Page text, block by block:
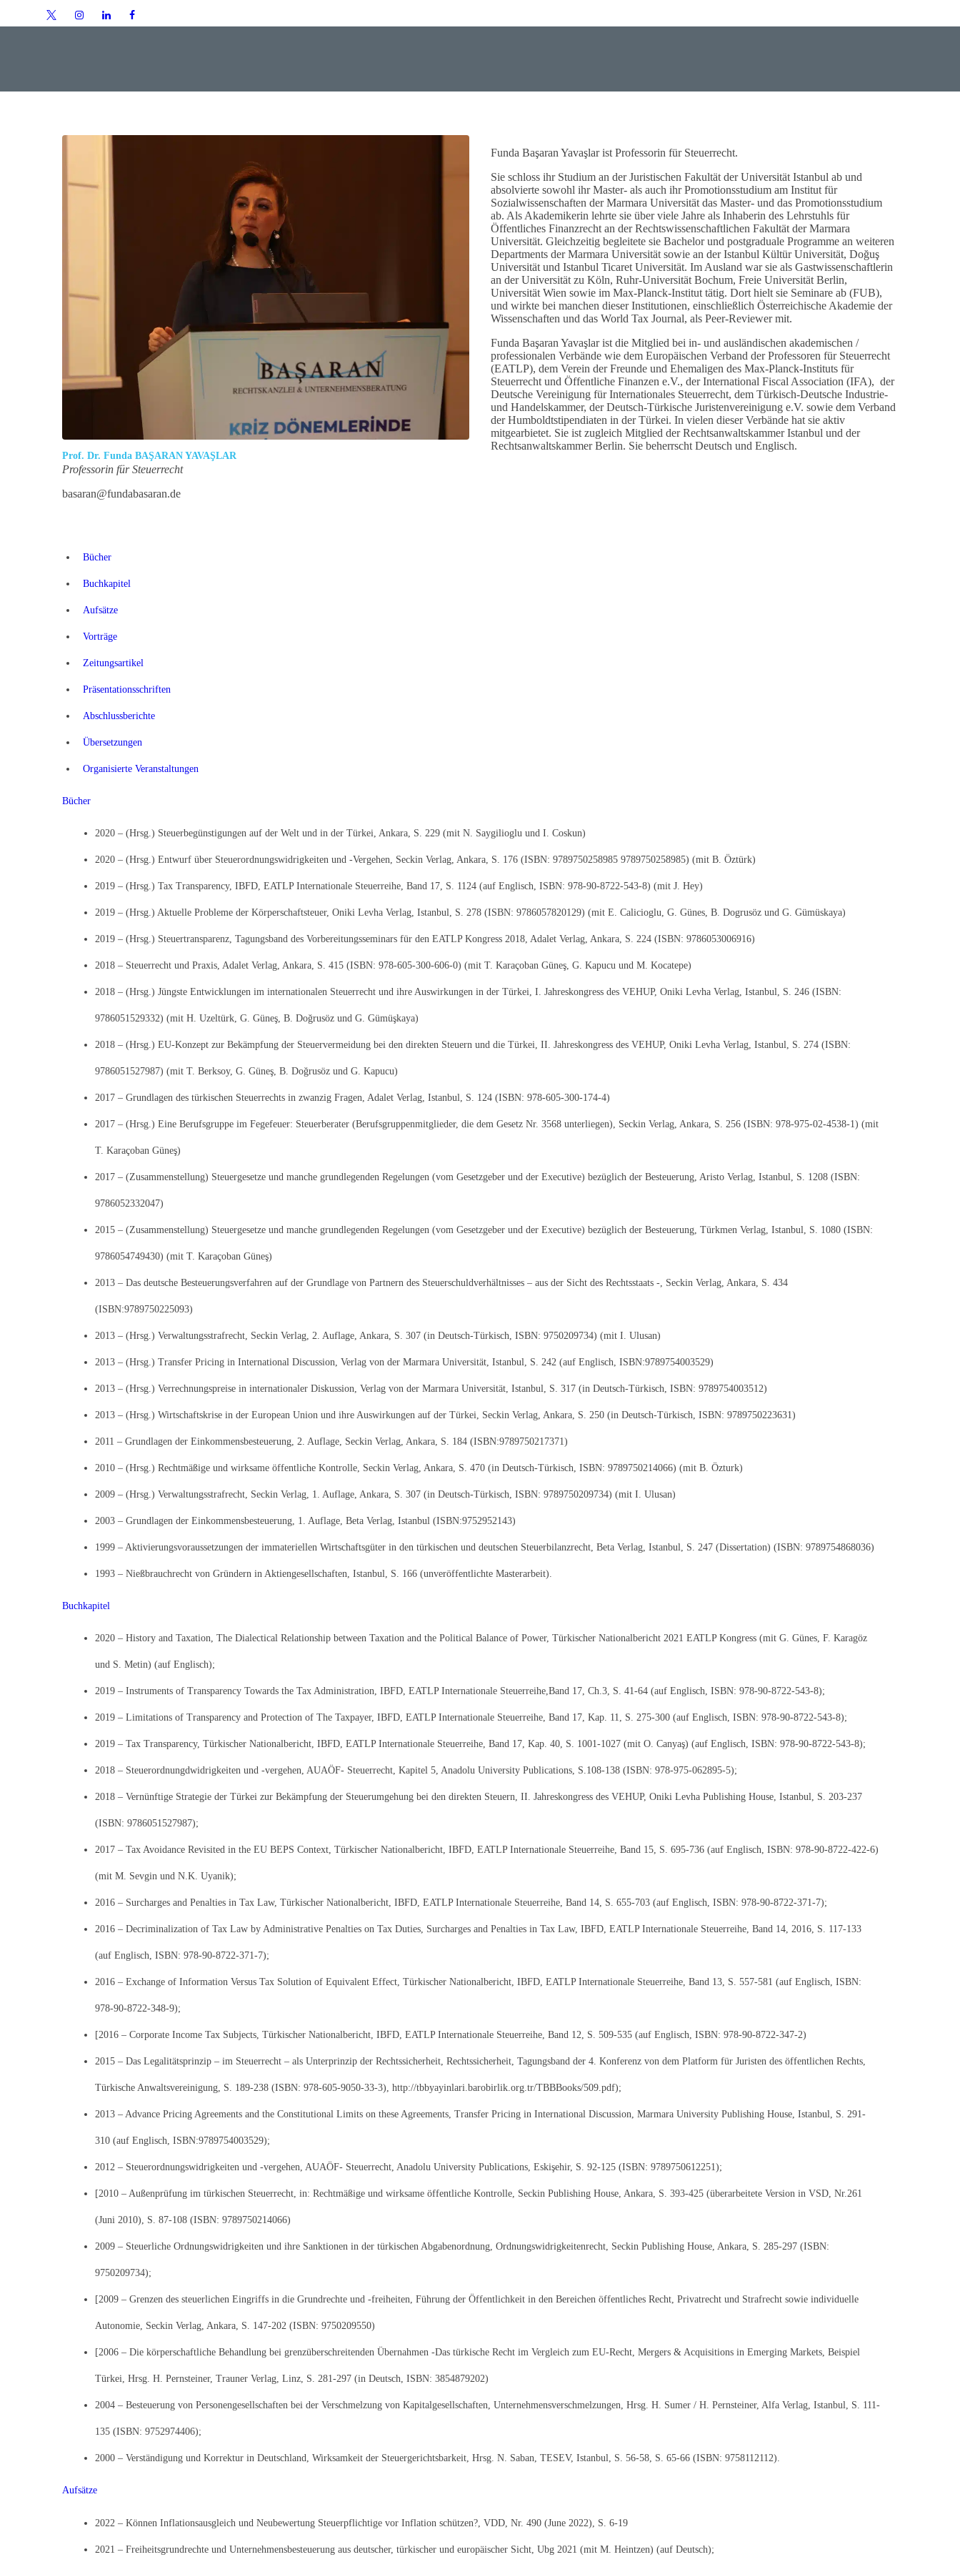
DIENSTLEISTUNGEN IN
DIENSTLEISTUNGEN IN
Prof. Dr. Funda BAŞARAN YAVAŞLAR
Professorin für Steuerrecht
basaran@fundabasaran.de
Funda Başaran Yavaşlar ist Professorin für Steuerrecht.
Sie schloss ihr Studium an der Juristischen Fakultät der Universität Istanbul ab und
absolvierte sowohl ihr Master- als auch ihr Promotionsstudium am Institut für
Sozialwissenschaften der Marmara Universität das Master- und das Promotionsstudium
ab. Als Akademikerin lehrte sie über viele Jahre als Inhaberin des Lehrstuhls für
Öffentliches Finanzrecht an der Rechtswissenschaftlichen Fakultät der Marmara
Universität. Gleichzeitig begleitete sie Bachelor und postgraduale Programme an weiteren
Departments der Marmara Universität sowie an der Istanbul Kültür Universität, Doğuş
Universität und Istanbul Ticaret Universität. Im Ausland war sie als Gastwissenschaftlerin
an der Universität zu Köln, Ruhr-Universität Bochum, Freie Universität Berlin,
Universität Wien sowie im Max-Planck-Institut tätig. Dort hielt sie Seminare ab (FUB),
und wirkte bei manchen dieser Institutionen, einschließlich Österreichische Akademie der
Wissenschaften und das World Tax Journal, als Peer-Reviewer mit.
Funda Başaran Yavaşlar ist die Mitglied bei in- und ausländischen akademischen /
professionalen Verbände wie dem Europäischen Verband der Professoren für Steuerrecht
(EATLP), dem Verein der Freunde und Ehemaligen des Max-Planck-Instituts für
Steuerrecht und Öffentliche Finanzen e.V., der International Fiscal Association (IFA), der
Deutsche Vereinigung für Internationales Steuerrecht, dem Türkisch-Deutsche Industrie-
und Handelskammer, der Deutsch-Türkische Juristenvereinigung e.V. sowie dem Verband
der Humboldtstipendiaten in der Türkei. In vielen dieser Verbände hat sie aktiv
mitgearbietet. Sie ist zugleich Mitglied der Rechtsanwaltskammer Istanbul und der
Rechtsanwaltskammer Berlin. Sie beherrscht Deutsch und Englisch.
Bücher
Buchkapitel
Aufsätze
Vorträge
Zeitungsartikel
Präsentationsschriften
Abschlussberichte
Übersetzungen
Organisierte Veranstaltungen
Bücher
2020 – (Hrsg.) Steuerbegünstigungen auf der Welt und in der Türkei, Ankara, S. 229 (mit N. Saygilioglu und I. Coskun)
2020 – (Hrsg.) Entwurf über Steuerordnungswidrigkeiten und -Vergehen, Seckin Verlag, Ankara, S. 176 (ISBN: 9789750258985 9789750258985) (mit B. Öztürk)
2019 – (Hrsg.) Tax Transparency, IBFD, EATLP Internationale Steuerreihe, Band 17, S. 1124 (auf Englisch, ISBN: 978-90-8722-543-8) (mit J. Hey)
2019 – (Hrsg.) Aktuelle Probleme der Körperschaftsteuer, Oniki Levha Verlag, Istanbul, S. 278 (ISBN: 9786057820129) (mit E. Calicioglu, G. Günes, B. Dogrusöz und G. Gümüskaya)
2019 – (Hrsg.) Steuertransparenz, Tagungsband des Vorbereitungsseminars für den EATLP Kongress 2018, Adalet Verlag, Ankara, S. 224 (ISBN: 9786053006916)
2018 – Steuerrecht und Praxis, Adalet Verlag, Ankara, S. 415 (ISBN: 978-605-300-606-0) (mit T. Karaçoban Güneş, G. Kapucu und M. Kocatepe)
2018 – (Hrsg.) Jüngste Entwicklungen im internationalen Steuerrecht und ihre Auswirkungen in der Türkei, I. Jahreskongress des VEHUP, Oniki Levha Verlag, Istanbul, S. 246 (ISBN:
9786051529332) (mit H. Uzeltürk, G. Güneş, B. Doğrusöz und G. Gümüşkaya)
2018 – (Hrsg.) EU-Konzept zur Bekämpfung der Steuervermeidung bei den direkten Steuern und die Türkei, II. Jahreskongress des VEHUP, Oniki Levha Verlag, Istanbul, S. 274 (ISBN:
9786051527987) (mit T. Berksoy, G. Güneş, B. Doğrusöz und G. Kapucu)
2017 – Grundlagen des türkischen Steuerrechts in zwanzig Fragen, Adalet Verlag, Istanbul, S. 124 (ISBN: 978-605-300-174-4)
2017 – (Hrsg.) Eine Berufsgruppe im Fegefeuer: Steuerberater (Berufsgruppenmitglieder, die dem Gesetz Nr. 3568 unterliegen), Seckin Verlag, Ankara, S. 256 (ISBN: 978-975-02-4538-1) (mit
T. Karaçoban Güneş)
2017 – (Zusammenstellung) Steuergesetze und manche grundlegenden Regelungen (vom Gesetzgeber und der Executive) bezüglich der Besteuerung, Aristo Verlag, Istanbul, S. 1208 (ISBN:
9786052332047)
2015 – (Zusammenstellung) Steuergesetze und manche grundlegenden Regelungen (vom Gesetzgeber und der Executive) bezüglich der Besteuerung, Türkmen Verlag, Istanbul, S. 1080 (ISBN:
9786054749430) (mit T. Karaçoban Güneş)
2013 – Das deutsche Besteuerungsverfahren auf der Grundlage von Partnern des Steuerschuldverhältnisses – aus der Sicht des Rechtsstaats -, Seckin Verlag, Ankara, S. 434
(ISBN:9789750225093)
2013 – (Hrsg.) Verwaltungsstrafrecht, Seckin Verlag, 2. Auflage, Ankara, S. 307 (in Deutsch-Türkisch, ISBN: 9750209734) (mit I. Ulusan)
2013 – (Hrsg.) Transfer Pricing in International Discussion, Verlag von der Marmara Universität, Istanbul, S. 242 (auf Englisch, ISBN:9789754003529)
2013 – (Hrsg.) Verrechnungspreise in internationaler Diskussion, Verlag von der Marmara Universität, Istanbul, S. 317 (in Deutsch-Türkisch, ISBN: 9789754003512)
2013 – (Hrsg.) Wirtschaftskrise in der European Union und ihre Auswirkungen auf der Türkei, Seckin Verlag, Ankara, S. 250 (in Deutsch-Türkisch, ISBN: 9789750223631)
2011 – Grundlagen der Einkommensbesteuerung, 2. Auflage, Seckin Verlag, Ankara, S. 184 (ISBN:9789750217371)
2010 – (Hrsg.) Rechtmäßige und wirksame öffentliche Kontrolle, Seckin Verlag, Ankara, S. 470 (in Deutsch-Türkisch, ISBN: 9789750214066) (mit B. Özturk)
2009 – (Hrsg.) Verwaltungsstrafrecht, Seckin Verlag, 1. Auflage, Ankara, S. 307 (in Deutsch-Türkisch, ISBN: 9789750209734) (mit I. Ulusan)
2003 – Grundlagen der Einkommensbesteuerung, 1. Auflage, Beta Verlag, Istanbul (ISBN:9752952143)
1999 – Aktivierungsvoraussetzungen der immateriellen Wirtschaftsgüter in den türkischen und deutschen Steuerbilanzrecht, Beta Verlag, Istanbul, S. 247 (Dissertation) (ISBN: 9789754868036)
1993 – Nießbrauchrecht von Gründern in Aktiengesellschaften, Istanbul, S. 166 (unveröffentlichte Masterarbeit).
Buchkapitel
2020 – History and Taxation, The Dialectical Relationship between Taxation and the Political Balance of Power, Türkischer Nationalbericht 2021 EATLP Kongress (mit G. Günes, F. Karagöz
und S. Metin) (auf Englisch);
2019 – Instruments of Transparency Towards the Tax Administration, IBFD, EATLP Internationale Steuerreihe,Band 17, Ch.3, S. 41-64 (auf Englisch, ISBN: 978-90-8722-543-8);
2019 – Limitations of Transparency and Protection of The Taxpayer, IBFD, EATLP Internationale Steuerreihe, Band 17, Kap. 11, S. 275-300 (auf Englisch, ISBN: 978-90-8722-543-8);
2019 – Tax Transparency, Türkischer Nationalbericht, IBFD, EATLP Internationale Steuerreihe, Band 17, Kap. 40, S. 1001-1027 (mit O. Canyaş) (auf Englisch, ISBN: 978-90-8722-543-8);
2018 – Steuerordnungdwidrigkeiten und -vergehen, AUAÖF- Steuerrecht, Kapitel 5, Anadolu University Publications, S.108-138 (ISBN: 978-975-062895-5);
2018 – Vernünftige Strategie der Türkei zur Bekämpfung der Steuerumgehung bei den direkten Steuern, II. Jahreskongress des VEHUP, Oniki Levha Publishing House, Istanbul, S. 203-237
(ISBN: 9786051527987);
2017 – Tax Avoidance Revisited in the EU BEPS Context, Türkischer Nationalbericht, IBFD, EATLP Internationale Steuerreihe, Band 15, S. 695-736 (auf Englisch, ISBN: 978-90-8722-422-6)
(mit M. Sevgin und N.K. Uyanik);
2016 – Surcharges and Penalties in Tax Law, Türkischer Nationalbericht, IBFD, EATLP Internationale Steuerreihe, Band 14, S. 655-703 (auf Englisch, ISBN: 978-90-8722-371-7);
2016 – Decriminalization of Tax Law by Administrative Penalties on Tax Duties, Surcharges and Penalties in Tax Law, IBFD, EATLP Internationale Steuerreihe, Band 14, 2016, S. 117-133
(auf Englisch, ISBN: 978-90-8722-371-7);
2016 – Exchange of Information Versus Tax Solution of Equivalent Effect, Türkischer Nationalbericht, IBFD, EATLP Internationale Steuerreihe, Band 13, S. 557-581 (auf Englisch, ISBN:
978-90-8722-348-9);
[2016 – Corporate Income Tax Subjects, Türkischer Nationalbericht, IBFD, EATLP Internationale Steuerreihe, Band 12, S. 509-535 (auf Englisch, ISBN: 978-90-8722-347-2)
2015 – Das Legalitätsprinzip – im Steuerrecht – als Unterprinzip der Rechtssicherheit, Rechtssicherheit, Tagungsband der 4. Konferenz von dem Platform für Juristen des öffentlichen Rechts,
Türkische Anwaltsvereinigung, S. 189-238 (ISBN: 978-605-9050-33-3), http://tbbyayinlari.barobirlik.org.tr/TBBBooks/509.pdf);
2013 – Advance Pricing Agreements and the Constitutional Limits on these Agreements, Transfer Pricing in International Discussion, Marmara University Publishing House, Istanbul, S. 291-
310 (auf Englisch, ISBN:9789754003529);
2012 – Steuerordnungswidrigkeiten und -vergehen, AUAÖF- Steuerrecht, Anadolu University Publications, Eskişehir, S. 92-125 (ISBN: 9789750612251);
[2010 – Außenprüfung im türkischen Steuerrecht, in: Rechtmäßige und wirksame öffentliche Kontrolle, Seckin Publishing House, Ankara, S. 393-425 (überarbeitete Version in VSD, Nr.261
(Juni 2010), S. 87-108 (ISBN: 9789750214066)
2009 – Steuerliche Ordnungswidrigkeiten und ihre Sanktionen in der türkischen Abgabenordnung, Ordnungswidrigkeitenrecht, Seckin Publishing House, Ankara, S. 285-297 (ISBN:
9750209734);
[2009 – Grenzen des steuerlichen Eingriffs in die Grundrechte und -freiheiten, Führung der Öffentlichkeit in den Bereichen öffentliches Recht, Privatrecht und Strafrecht sowie individuelle
Autonomie, Seckin Verlag, Ankara, S. 147-202 (ISBN: 9750209550)
[2006 – Die körperschaftliche Behandlung bei grenzüberschreitenden Übernahmen -Das türkische Recht im Vergleich zum EU-Recht, Mergers & Acquisitions in Emerging Markets, Beispiel
Türkei, Hrsg. H. Pernsteiner, Trauner Verlag, Linz, S. 281-297 (in Deutsch, ISBN: 3854879202)
2004 – Besteuerung von Personengesellschaften bei der Verschmelzung von Kapitalgesellschaften, Unternehmensverschmelzungen, Hrsg. H. Sumer / H. Pernsteiner, Alfa Verlag, Istanbul, S. 111-
135 (ISBN: 9752974406);
2000 – Verständigung und Korrektur in Deutschland, Wirksamkeit der Steuergerichtsbarkeit, Hrsg. N. Saban, TESEV, Istanbul, S. 56-58, S. 65-66 (ISBN: 9758112112).
Aufsätze
2022 – Können Inflationsausgleich und Neubewertung Steuerpflichtige vor Inflation schützen?, VDD, Nr. 490 (June 2022), S. 6-19
2021 – Freiheitsgrundrechte und Unternehmensbesteuerung aus deutscher, türkischer und europäischer Sicht, Ubg 2021 (mit M. Heintzen) (auf Deutsch);